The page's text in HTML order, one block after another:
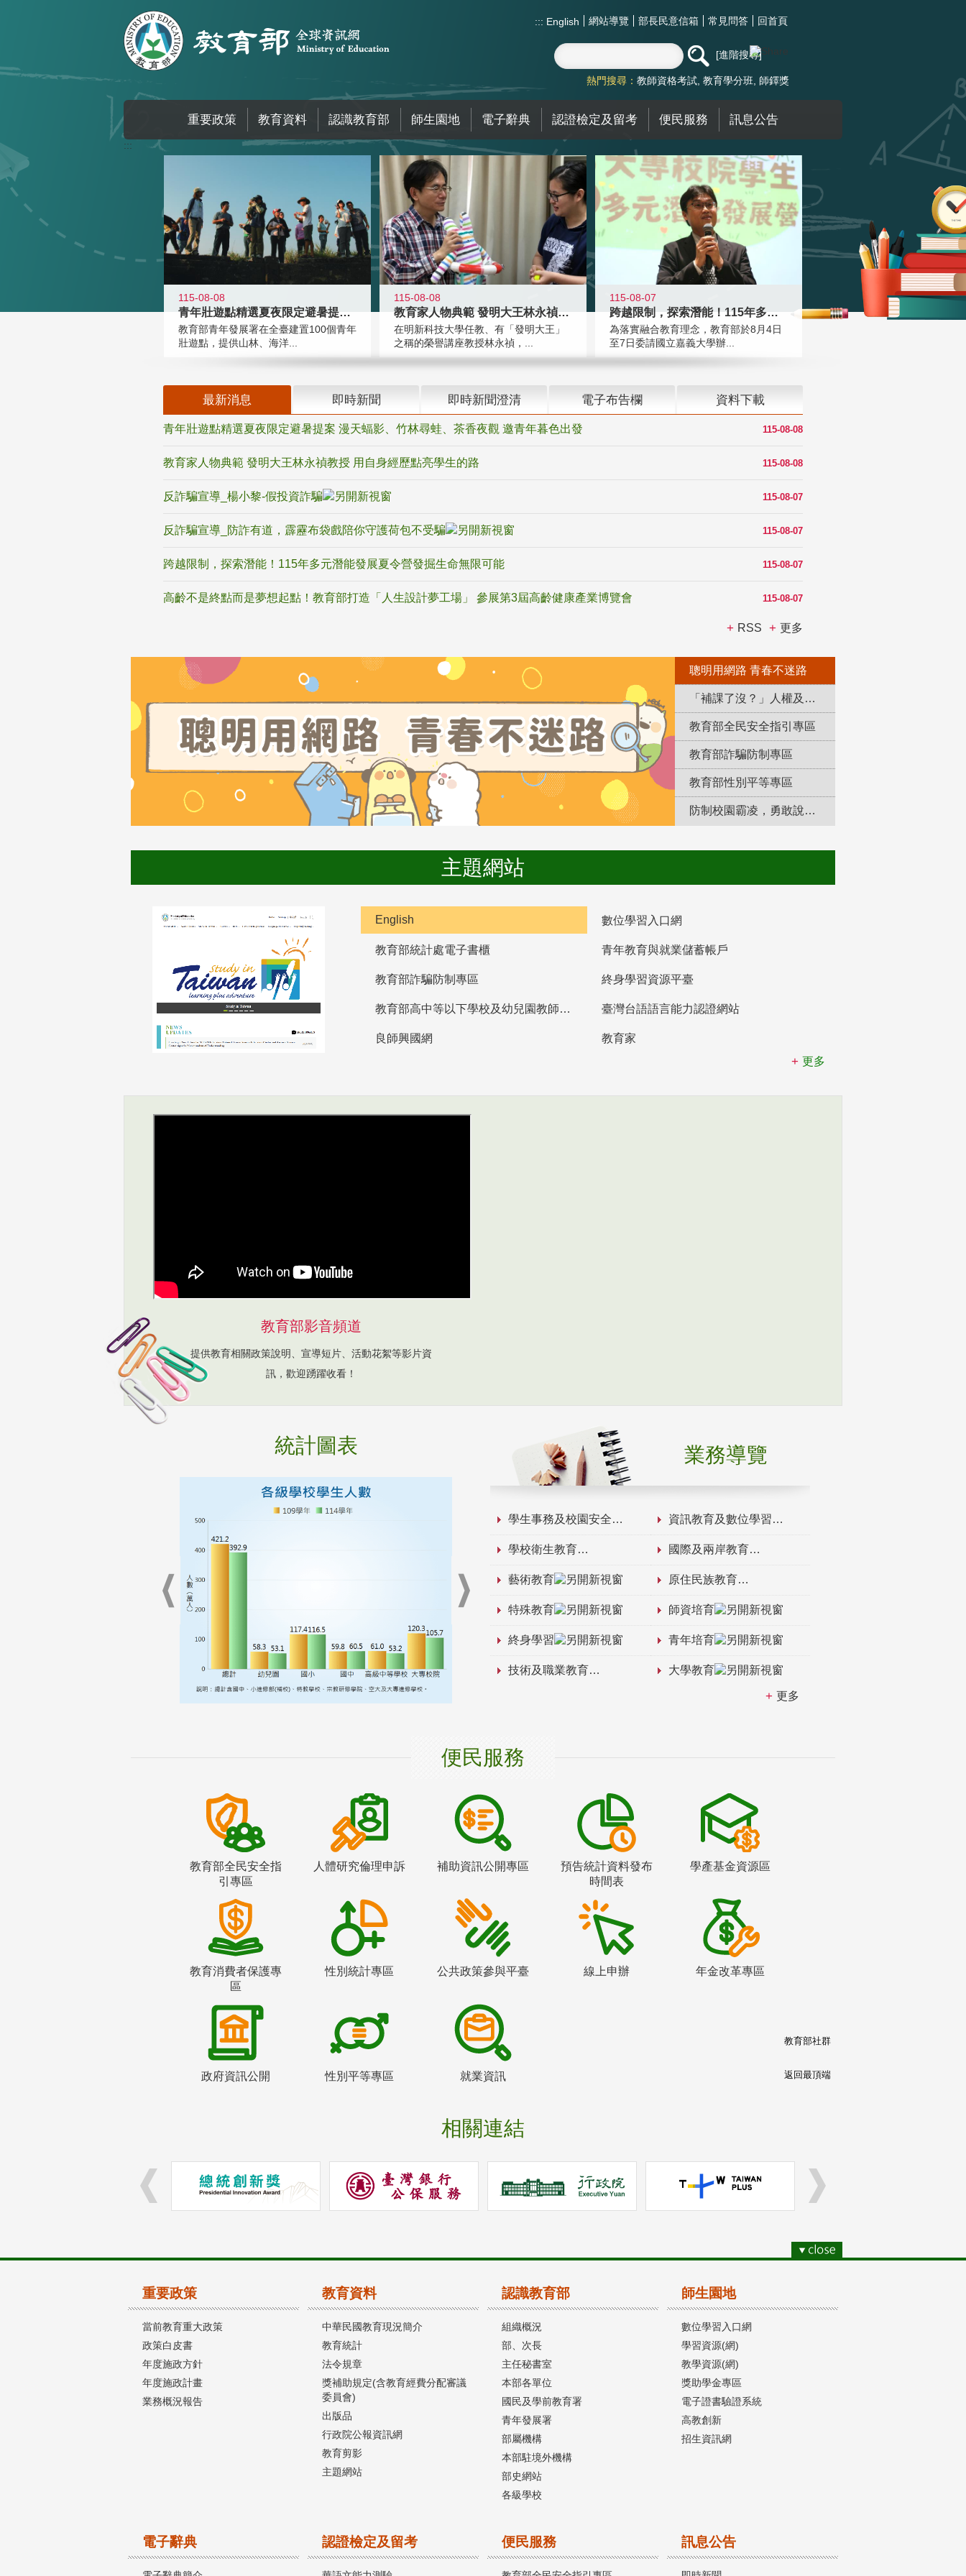
::: English 網站導覽 部長民意信箱 常見問答 回首頁
進階搜尋
熱門搜尋： 教師資格考試 教育學分班 師鐸獎
重要政策 教育資料 認識教育部 師生園地 電子辭典 認證檢定及留考 便民服務 訊息公告
:::
115-08-08
青年壯遊點精選夏夜限定避暑提案 漫
教育部青年發展署在全臺建置100個青年
壯遊點，提供山林、海洋...
115-08-08
教育家人物典範 發明大王林永禎教授
在明新科技大學任教、有「發明大王」
之稱的榮譽講座教授林永禎，...
115-08-07
跨越限制，探索潛能！115年多元潛
為落實融合教育理念，教育部於8月4日
至7日委請國立嘉義大學辦...
最新消息 即時新聞 即時新聞澄清 電子布告欄 資料下載
115-08-08
青年壯遊點精選夏夜限定避暑提案 漫天蝠影、竹林尋蛙、茶香夜觀 邀青年暮色出發
115-08-08
教育家人物典範 發明大王林永禎教授 用自身經歷點亮學生的路
115-08-07
反詐騙宣導_楊小黎-假投資詐騙
115-08-07
反詐騙宣導_防詐有道，霹靂布袋戲陪你守護荷包不受騙
115-08-07
跨越限制，探索潛能！115年多元潛能發展夏令營發掘生命無限可能
115-08-07
高齡不是終點而是夢想起點！教育部打造「人生設計夢工場」 參展第3屆高齡健康產業博覽會
RSS 更多
聰明用網路 青春不迷路
「補課了沒？」人權及轉型正義教育專區
教育部全民安全指引專區
教育部詐騙防制專區
教育部性別平等專區
防制校園霸凌，勇敢說出來！
主題網站
English 數位學習入口網
教育部統計處電子書櫃 青年教育與就業儲蓄帳戶
教育部詐騙防制專區 終身學習資源平臺
教育部高中等以下學校及幼兒園教師資格檢定考試 臺灣台語語言能力認證網站
良師興國網
教育家
更多
教育部影音頻道
提供教育相關政策說明、宣導短片、活動花絮等影片資
訊，歡迎踴躍收看！
統計圖表 業務導覽
學生事務及校園安全 資訊教育及數位學習
學校衛生教育 國際及兩岸教育
藝術教育 原住民族教育
特殊教育 師資培育
終身學習 青年培育
技術及職業教育 大學教育
更多
便民服務
教育部全民安全指
引專區
人體研究倫理申訴 補助資訊公開專區
預告統計資料發布
時間表
學產基金資源區
教育消費者保護專
區
性別統計專區 公共政策參與平臺 線上申辦 年金改革專區
政府資訊公開 性別平等專區 就業資訊
相關連結
教育部社群
返回最頂端
重要政策
當前教育重大政策
政策白皮書
年度施政方針
年度施政計畫
業務概況報告
教育資料
中華民國教育現況簡介
教育統計
法令規章
獎補助規定(含教育經費分配審議
委員會)
出版品
行政院公報資訊網
教育剪影
主題網站
認識教育部
組織概況
部、次長
主任秘書室
本部各單位
國民及學前教育署
青年發展署
部屬機構
本部駐境外機構
部史網站
各級學校
師生園地
數位學習入口網
學習資源(網)
教學資源(網)
獎助學金專區
電子證書驗證系統
高教創新
招生資訊網
電子辭典 認證檢定及留考 便民服務 訊息公告